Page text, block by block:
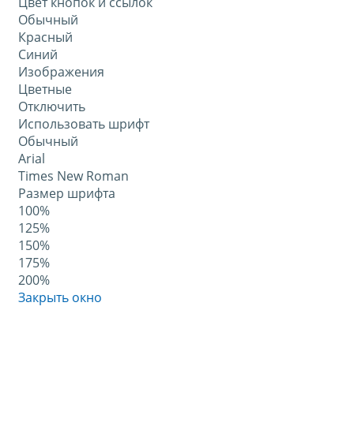
Обычный
Красный
Синий
Изображения
Цветные
Отключить
Использовать шрифт
Обычный
Arial
Times New Roman
Размер шрифта
100%
125%
150%
175%
200%
Закрыть окно